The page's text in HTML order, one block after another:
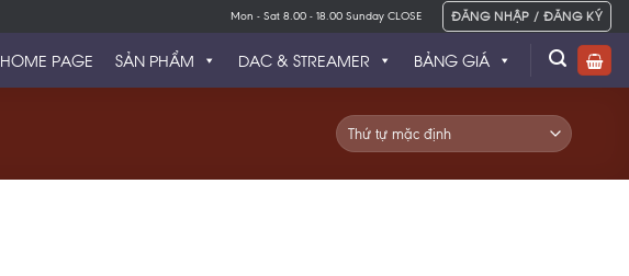
Mon - Sat 8.00 - 18.00 Sunday CLOSE ĐĂNG NHẬP / ĐĂNG KÝ
HOME PAGE SẢN PHẨM BẢNG GIÁ
DAC & STREAMER